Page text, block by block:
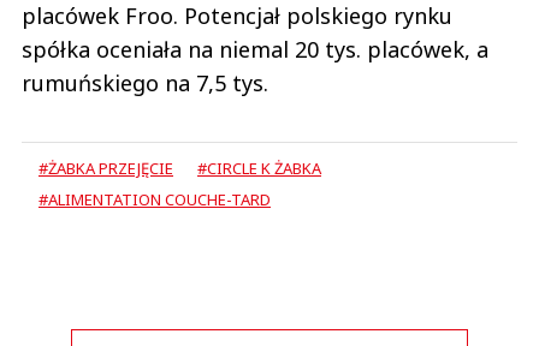
placówek Froo. Potencjał polskiego rynku
spółka oceniała na niemal 20 tys. placówek, a
rumuńskiego na 7,5 tys.
#ŻABKA PRZEJĘCIE
#CIRCLE K ŻABKA
#ALIMENTATION COUCHE-TARD